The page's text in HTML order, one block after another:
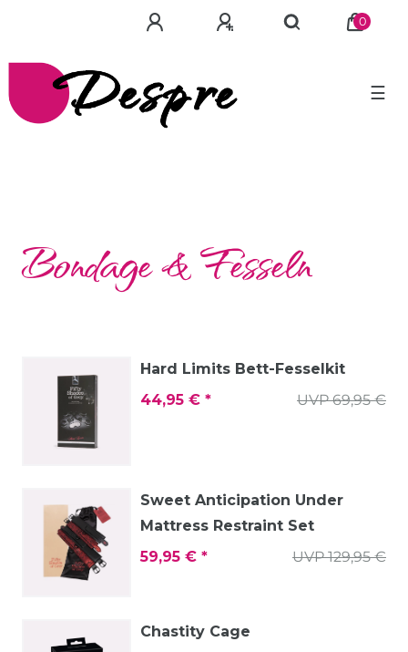
0
☰
Bondage & Fesseln
Hard Limits Bett-Fesselkit
UVP 69,95 €
44,95 € *
Sweet Anticipation Under
Mattress Restraint Set
UVP 129,95 €
59,95 € *
Chastity Cage